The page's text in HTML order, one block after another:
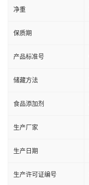
净重
保质期
产品标准号
储藏方法
食品添加剂
生产厂家
生产日期
生产许可证编号